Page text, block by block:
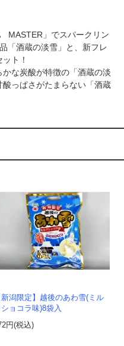
MASTER」でスパークリン
「酒蔵の淡雪」と、新フレ
ト！
な炭酸が特徴の「酒蔵の淡
っぱさがたまらない「酒蔵
新潟限定】越後のあわ雪(ミル
ショコラ味)8袋入
円(税込)